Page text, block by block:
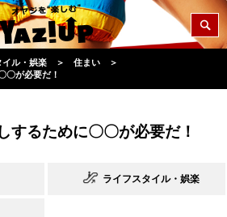
イル・娯楽 ＞ 住まい
＞
〇が必要だ！
するために〇〇が必要だ！
ライフスタイル・娯楽